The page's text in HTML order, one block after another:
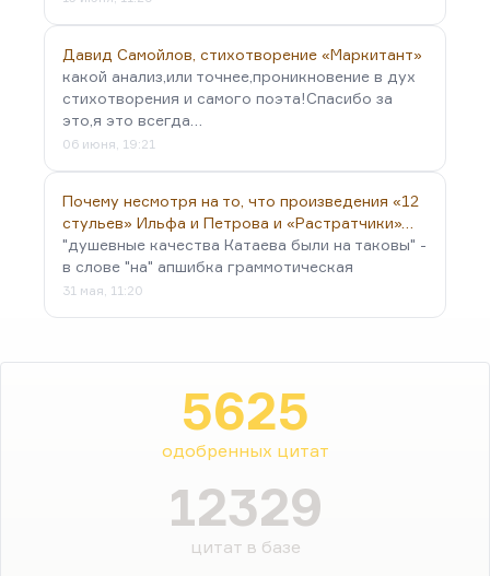
Давид Самойлов, стихотворение «Маркитант»
какой анализ,или точнее,проникновение в дух
стихотворения и самого поэта!Спасибо за
это,я это всегда…
06 июня, 19:21
Почему несмотря на то, что произведения «12
стульев» Ильфа и Петрова и «Растратчики»…
"душевные качества Катаева были на таковы" -
в слове "на" апшибка граммотическая
31 мая, 11:20
5625
одобренных цитат
12329
цитат в базе